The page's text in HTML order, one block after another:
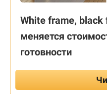
White frame,
меняется
готовности